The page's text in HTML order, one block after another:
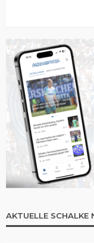
AKTUELLE SCHALKE